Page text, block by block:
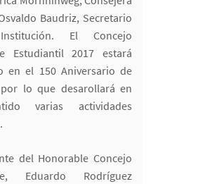
Baudriz, Secretario
El Concejo
Estudiantil 2017 estará
en el 150 Aniversario de
por lo que desarollará en
varias actividades
del Honorable Concejo
Eduardo Rodríguez